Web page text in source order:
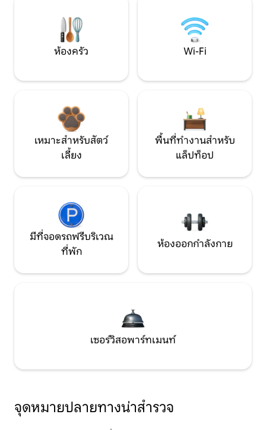
ห้องครัว Wi-Fi
เหมาะสำหรับสัตว์
เลี้ยง
พื้นที่ทำงานสำหรับ
แล็ปท็อป
มีที่จอดรถฟรีบริเวณ
ที่พัก
ห้องออกกำลังกาย
เซอร์วิสอพาร์ทเมนท์
จุดหมายปลายทางน่าสำรวจ